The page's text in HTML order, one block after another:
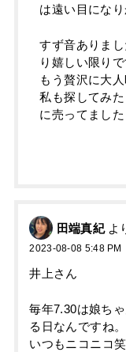
は遠い目にな
すず音ありま
り嬉しい限りで
もう贅沢に大
私も探してみ
に売ってました
田端真紀 よ
2023-08-08 5:48 PM
井上さん
毎年7.30は娘ち
る日なんですね。
いつもニコニコ